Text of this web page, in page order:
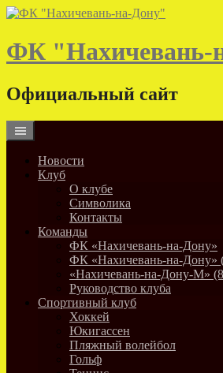
Skip
content
ФК "Нахичевань-
Официальный сайт
Новости
Клуб
О клубе
Символика
Контакты
Команды
ФК «Нахичевань-на-Дону»
ФК «Нахичевань-на-Дону»
«Нахичевань-на-Дону-М»
Руководство клуба
Спортивный клуб
Хоккей
Юкигассен
Пляжный волейбол
Гольф